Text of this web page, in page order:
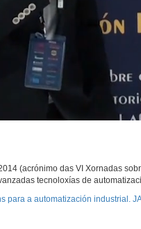
(acrónimo das VI Xornadas
tecnoloxías de
para a automatización industrial.